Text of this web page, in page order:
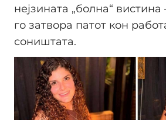
нејзината „болна“
го затвора патот кон
соништата.